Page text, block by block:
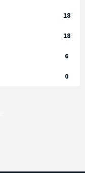
18
18
6
0